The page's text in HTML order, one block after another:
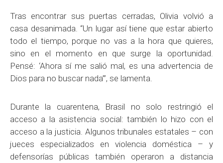
Tras encontrar sus puertas cerradas, Olivia volvió a
casa desanimada. “Un lugar así tiene que estar abierto
todo el tiempo, porque no vas a la hora que quieres,
sino en el momento en que surge la oportunidad.
Pensé: ‘Ahora sí me salió mal, es una advertencia de
Dios para no buscar nada’”, se lamenta.
Durante la cuarentena, Brasil no solo restringió el
acceso a la asistencia social: también lo hizo con el
acceso a la justicia. Algunos tribunales estatales – con
jueces especializados en violencia doméstica – y
defensorías públicas también operaron a distancia